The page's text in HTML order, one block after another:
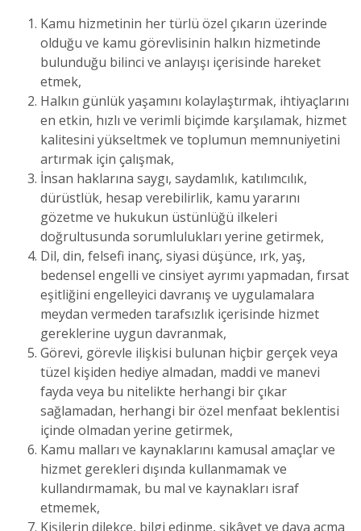
Kamu hizmetinin her türlü özel çıkarın üzerinde
olduğu ve kamu görevlisinin halkın hizmetinde
bulunduğu bilinci ve anlayışı içerisinde hareket
etmek,
Halkın günlük yaşamını kolaylaştırmak, ihtiyaçlarını
en etkin, hızlı ve verimli biçimde karşılamak, hizmet
kalitesini yükseltmek ve toplumun memnuniyetini
artırmak için çalışmak,
İnsan haklarına saygı, saydamlık, katılımcılık,
dürüstlük, hesap verebilirlik, kamu yararını
gözetme ve hukukun üstünlüğü ilkeleri
doğrultusunda sorumlulukları yerine getirmek,
Dil, din, felsefi inanç, siyasi düşünce, ırk, yaş,
bedensel engelli ve cinsiyet ayrımı yapmadan, fırsat
eşitliğini engelleyici davranış ve uygulamalara
meydan vermeden tarafsızlık içerisinde hizmet
gereklerine uygun davranmak,
Görevi, görevle ilişkisi bulunan hiçbir gerçek veya
tüzel kişiden hediye almadan, maddi ve manevi
fayda veya bu nitelikte herhangi bir çıkar
sağlamadan, herhangi bir özel menfaat beklentisi
içinde olmadan yerine getirmek,
Kamu malları ve kaynaklarını kamusal amaçlar ve
hizmet gerekleri dışında kullanmamak ve
kullandırmamak, bu mal ve kaynakları israf
etmemek,
Kişilerin dilekçe, bilgi edinme, şikâyet ve dava açma